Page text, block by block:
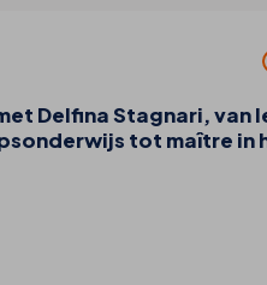
Delfina Stagnari, van
tot maître in